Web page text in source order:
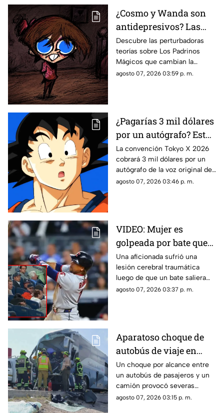
¿Cosmo y Wanda son
antidepresivos? Las
perturbadoras teorías y
las hipótesis más
oscuras sobre Los
Padrinos Mágicos
Descubre las perturbadoras
teorías sobre Los Padrinos
Mágicos que cambian la
historia de Timmy Turner y el
agosto 07, 2026 03:59 p. m.
¿Pagarías 3 mil dólares
por un autógrafo? Esto
cobra quien da voz a
Goku e indigna a los
fans
La convención Tokyo X 2026
cobrará 3 mil dólares por un
autógrafo de la voz original de
Goku en Dragon Ball. Fans
agosto 07, 2026 03:46 p. m.
VIDEO: Mujer es
golpeada por bate que
salió volando en
partido de los Yankees;
los demandó por 10
millones de dólares
Una aficionada sufrió una
lesión cerebral traumática
luego de que un bate saliera
disparado hacia las gradas en
agosto 07, 2026 03:37 p. m.
Aparatoso choque de
autobús de viaje en
carretera deja un
conductor prensado y
dos heridos
Un choque por alcance entre
un autobús de pasajeros y un
camión provocó severas
afectaciones viales. El
agosto 07, 2026 03:15 p. m.